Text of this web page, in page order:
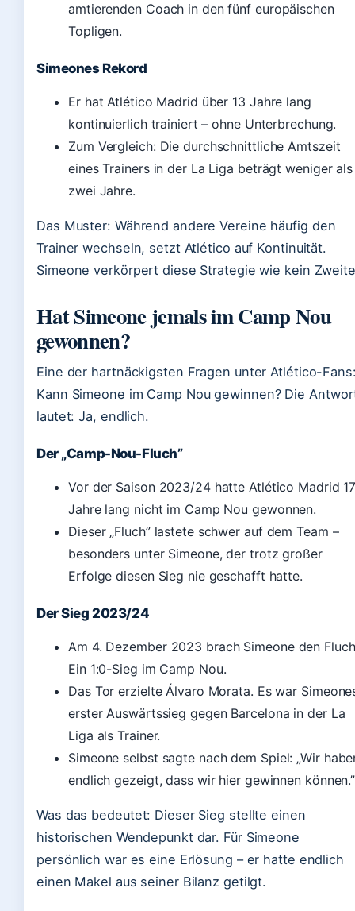
amtierenden Coach in den fünf europäischen
Topligen.
Simeones Rekord
Er hat Atlético Madrid über 13 Jahre lang
kontinuierlich trainiert – ohne Unterbrechung.
Zum Vergleich: Die durchschnittliche Amtszeit
eines Trainers in der La Liga beträgt weniger als
zwei Jahre.
Das Muster: Während andere Vereine häufig den
Trainer wechseln, setzt Atlético auf Kontinuität.
Simeone verkörpert diese Strategie wie kein
Hat Simeone jemals im Camp Nou
gewonnen?
Eine der hartnäckigsten Fragen unter Atlético-
Kann Simeone im Camp Nou gewinnen? Die
lautet: Ja, endlich.
Der „Camp-Nou-Fluch”
Vor der Saison 2023/24 hatte Atlético Madrid
Jahre lang nicht im Camp Nou gewonnen.
Dieser „Fluch” lastete schwer auf dem Team –
besonders unter Simeone, der trotz großer
Erfolge diesen Sieg nie geschafft hatte.
Der Sieg 2023/24
Am 4. Dezember 2023 brach Simeone den
Ein 1:0-Sieg im Camp Nou.
Das Tor erzielte Álvaro Morata. Es war
erster Auswärtssieg gegen Barcelona in der La
Liga als Trainer.
Simeone selbst sagte nach dem Spiel: „Wir
endlich gezeigt, dass wir hier gewinnen können.”
Was das bedeutet: Dieser Sieg stellte einen
historischen Wendepunkt dar. Für Simeone
persönlich war es eine Erlösung – er hatte endlich
einen Makel aus seiner Bilanz getilgt.